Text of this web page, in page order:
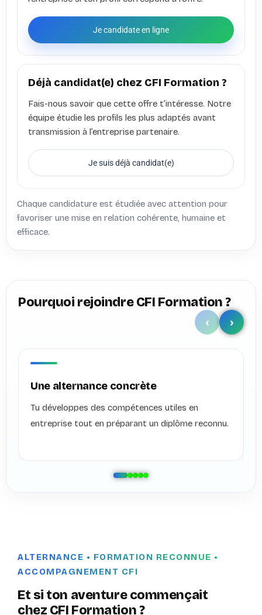
Je candidate en ligne
Déjà candidat(e) chez CFI Formation ?
Fais-nous savoir que cette offre t’intéresse. Notre
équipe étudie les profils les plus adaptés avant
transmission à l’entreprise partenaire.
Je suis déjà candidat(e)
Chaque candidature est étudiée avec attention pour
favoriser une mise en relation cohérente, humaine et
efficace.
Pourquoi rejoindre CFI Formation ?
Une alternance concrète
Tu développes des compétences utiles en
entreprise tout en préparant un diplôme reconnu.
ALTERNANCE • FORMATION RECONNUE •
ACCOMPAGNEMENT CFI
Et si ton aventure commençait
chez CFI Formation ?